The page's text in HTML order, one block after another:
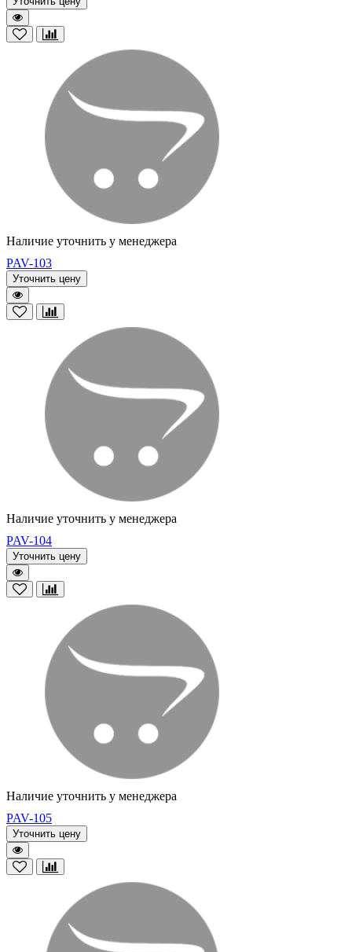
Наличие уточнить у менеджера
PAV-103
Уточнить цену
Наличие уточнить у менеджера
PAV-104
Уточнить цену
Наличие уточнить у менеджера
PAV-105
Уточнить цену